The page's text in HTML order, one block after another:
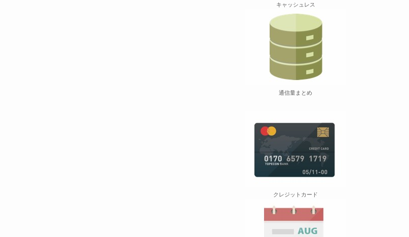
キャッシュレス
通信量まとめ
クレジットカード